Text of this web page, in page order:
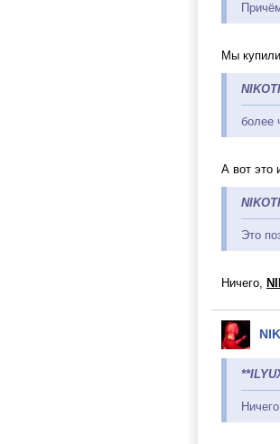
Мы
более
А вот это
Это
Ничего,